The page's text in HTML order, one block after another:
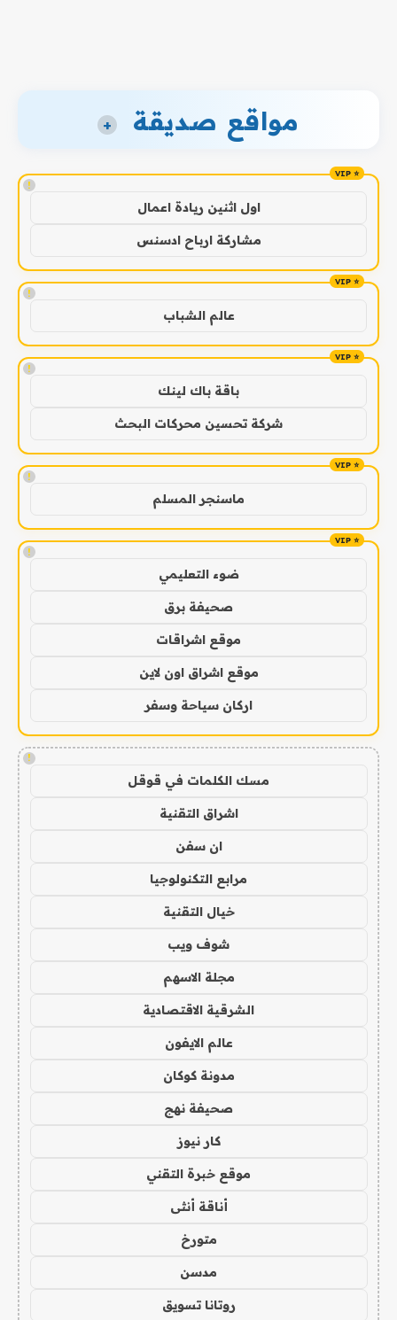
مواقع صديقة +
!
اول اثنين ريادة اعمال
مشاركة ارباح ادسنس
!
عالم الشباب
!
باقة باك لينك
شركة تحسين محركات البحث
!
ماسنجر المسلم
!
ضوء التعليمي
صحيفة برق
موقع اشراقات
موقع اشراق اون لاين
اركان سياحة وسفر
!
مسك الكلمات في قوقل
اشراق التقنية
ان سفن
مرابع التكنولوجيا
خيال التقنية
شوف ويب
مجلة الاسهم
الشرقية الاقتصادية
عالم الايفون
مدونة كوكان
صحيفة نهج
كار نيوز
موقع خبرة التقني
أناقة أنثى
متورخ
مدسن
روتانا تسويق